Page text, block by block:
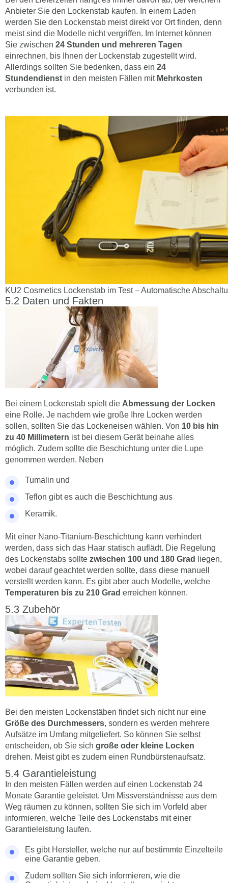
Anbieter Sie den Lockenstab kaufen. In einem Laden
werden Sie den Lockenstab meist direkt vor Ort finden, denn
meist sind die Modelle nicht vergriffen. Im Internet können
Sie zwischen 24 Stunden und mehreren Tagen
einrechnen, bis Ihnen der Lockenstab zugestellt wird.
Allerdings sollten Sie bedenken, dass ein 24
Stundendienst in den meisten Fällen mit Mehrkosten
verbunden ist.
KU2 Cosmetics Lockenstab im Test – Automatische
Daten und Fakten
Bei einem Lockenstab spielt die Abmessung der Locken
eine Rolle. Je nachdem wie große Ihre Locken werden
sollen, sollten Sie das Lockeneisen wählen. Von 10 bis hin
zu 40 Millimetern ist bei diesem Gerät beinahe alles
möglich. Zudem sollte die Beschichtung unter die Lupe
genommen werden. Neben
Tumalin und
Teflon gibt es auch die Beschichtung aus
Keramik.
Mit einer Nano-Titanium-Beschichtung kann verhindert
werden, dass sich das Haar statisch auflädt. Die Regelung
des Lockenstabs sollte zwischen 100 und 180 Grad
liegen,
wobei darauf geachtet werden sollte, dass diese manuell
verstellt werden kann. Es gibt aber auch Modelle, welche
Temperaturen bis zu 210 Grad erreichen können.
Zubehör
Bei den meisten Lockenstäben findet sich nicht nur eine
Größe des Durchmessers, sondern es werden mehrere
Aufsätze im Umfang mitgeliefert. So können Sie selbst
entscheiden, ob Sie sich große oder kleine Locken
drehen. Meist gibt es zudem einen Rundbürstenaufsatz.
Garantieleistung
In den meisten Fällen werden auf einen Lockenstab 24
Monate Garantie geleistet. Um Missverständnisse aus dem
Weg räumen zu können, sollten Sie sich im Vorfeld aber
informieren, welche Teile des Lockenstabs mit einer
Garantieleistung laufen.
Es gibt Hersteller, welche nur auf bestimmte Einzelteile
eine Garantie geben.
Zudem sollten Sie sich informieren, wie die